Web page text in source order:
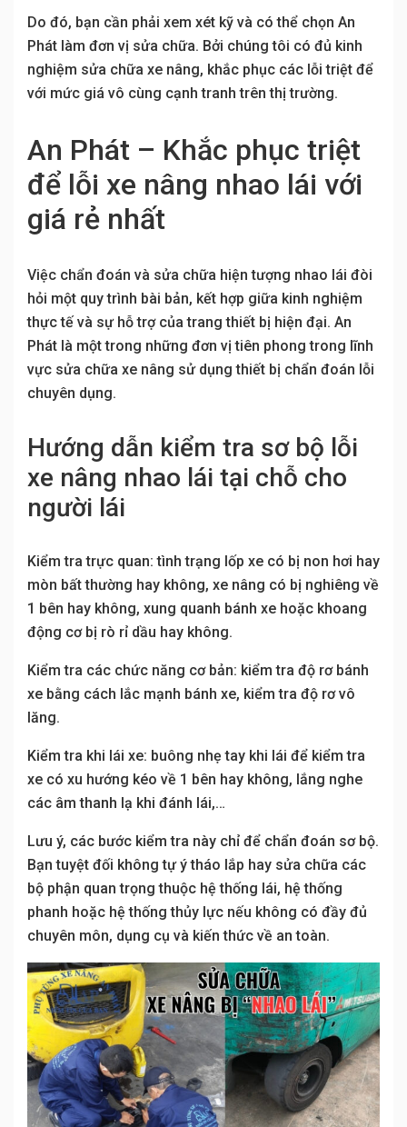
Do đó, bạn cần phải xem xét kỹ và có thể chọn An
Phát làm đơn vị sửa chữa. Bởi chúng tôi có đủ kinh
nghiệm sửa chữa xe nâng, khắc phục các lỗi triệt để
với mức giá vô cùng cạnh tranh trên thị trường.
An Phát – Khắc phục triệt
để lỗi xe nâng nhao lái với
giá rẻ nhất
Việc chẩn đoán và sửa chữa hiện tượng nhao lái đòi
hỏi một quy trình bài bản, kết hợp giữa kinh nghiệm
thực tế và sự hỗ trợ của trang thiết bị hiện đại. An
Phát là một trong những đơn vị tiên phong trong lĩnh
vực sửa chữa xe nâng sử dụng thiết bị chẩn đoán lỗi
chuyên dụng.
Hướng dẫn kiểm tra sơ bộ lỗi
xe nâng nhao lái tại chỗ cho
người lái
Kiểm tra trực quan: tình trạng lốp xe có bị non hơi hay
mòn bất thường hay không, xe nâng có bị nghiêng về
1 bên hay không, xung quanh bánh xe hoặc khoang
động cơ bị rò rỉ dầu hay không.
Kiểm tra các chức năng cơ bản: kiểm tra độ rơ bánh
xe bằng cách lắc mạnh bánh xe, kiểm tra độ rơ vô
lăng.
Kiểm tra khi lái xe: buông nhẹ tay khi lái để kiểm tra
xe có xu hướng kéo về 1 bên hay không, lắng nghe
các âm thanh lạ khi đánh lái,…
Lưu ý, các bước kiểm tra này chỉ để chẩn đoán sơ bộ.
Bạn tuyệt đối không tự ý tháo lắp hay sửa chữa các
bộ phận quan trọng thuộc hệ thống lái, hệ thống
phanh hoặc hệ thống thủy lực nếu không có đầy đủ
chuyên môn, dụng cụ và kiến thức về an toàn.